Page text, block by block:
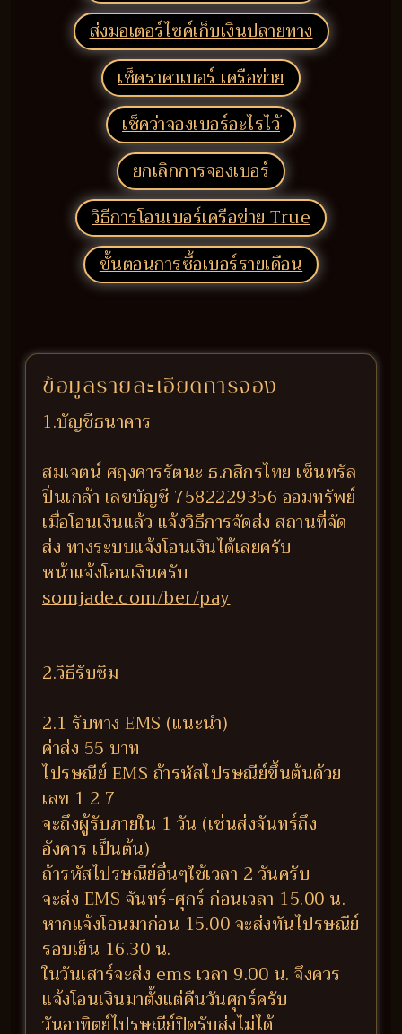
ส่งมอเตอร์ไซค์เก็บเงินปลายทาง
เช็คราคาเบอร์ เครือข่าย
เช็คว่าจองเบอร์อะไรไว้
ยกเลิกการจองเบอร์
วิธีการโอนเบอร์เครือข่าย True
ขั้นตอนการซื้อเบอร์รายเดือน
ข้อมูลรายละเอียดการจอง
1.บัญชีธนาคาร
สมเจตน์ ศฤงคารรัตนะ ธ.กสิกรไทย เซ็นทรัล
ปิ่นเกล้า เลขบัญชี 7582229356 ออมทรัพย์
เมื่อโอนเงินแล้ว แจ้งวิธีการจัดส่ง สถานที่จัด
ส่ง ทางระบบแจ้งโอนเงินได้เลยครับ
หน้าแจ้งโอนเงินครับ
somjade.com/ber/pay
2.วิธีรับซิม
2.1 รับทาง EMS (แนะนำ)
ค่าส่ง 55 บาท
ไปรษณีย์ EMS ถ้ารหัสไปรษณีย์ขึ้นต้นด้วย
เลข 1 2 7
จะถึงผู้รับภายใน 1 วัน (เช่นส่งจันทร์ถึง
อังคาร เป็นต้น)
ถ้ารหัสไปรษณีย์อื่นๆใช้เวลา 2 วันครับ
จะส่ง EMS จันทร์-ศุกร์ ก่อนเวลา 15.00 น.
หากแจ้งโอนมาก่อน 15.00 จะส่งทันไปรษณีย์
รอบเย็น 16.30 น.
ในวันเสาร์จะส่ง ems เวลา 9.00 น. จึงควร
แจ้งโอนเงินมาตั้งแต่คืนวันศุกร์ครับ
วันอาทิตย์ไปรษณีย์ปิดรับส่งไม่ได้